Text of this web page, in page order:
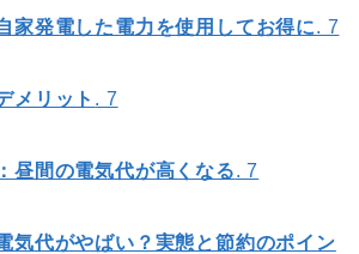
家発電した電力を使用してお得に. 7
メリット . 7
昼間の電気代が高くなる. 7
気代がやばい？実態と節約のポイン